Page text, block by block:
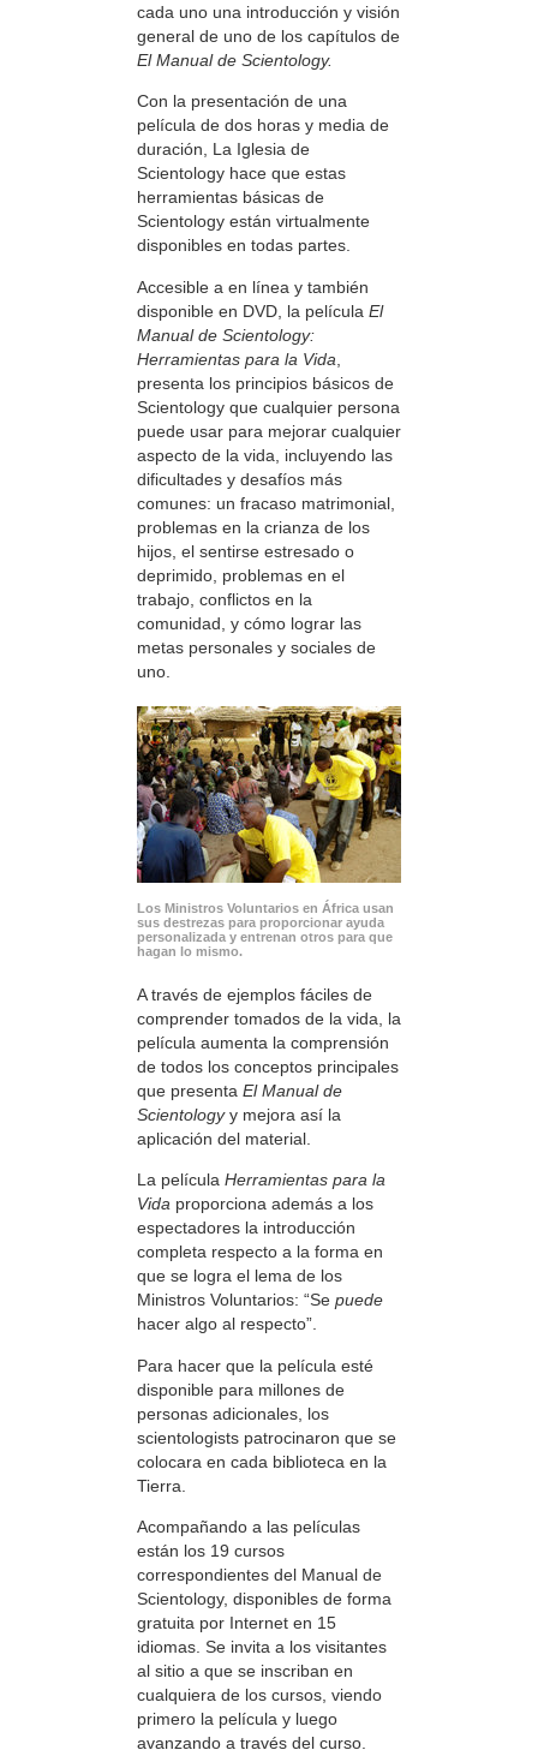
cada uno una introducción y visión
general de uno de los capítulos de
El Manual de Scientology.
Con la presentación de una
película de dos horas y media de
duración, La Iglesia de
Scientology hace que estas
herramientas básicas de
Scientology están virtualmente
disponibles en todas partes.
Accesible a en línea y también
disponible en DVD, la película El
Manual de Scientology:
Herramientas para la Vida
presenta los principios básicos de
Scientology que cualquier persona
puede usar para mejorar cualquier
aspecto de la vida, incluyendo las
dificultades y desafíos más
comunes: un fracaso matrimonial,
problemas en la crianza de los
hijos, el sentirse estresado o
deprimido, problemas en el
trabajo, conflictos en la
comunidad, y cómo lograr las
metas personales y sociales de
uno.
Los Ministros Voluntarios en África usan
sus destrezas para proporcionar ayuda
personalizada y entrenan otros para que
hagan lo mismo.
A través de ejemplos fáciles de
comprender tomados de la vida, la
película aumenta la comprensión
de todos los conceptos principales
que presenta El Manual de
Scientologyy mejora así la
aplicación del material.
La película Herramientas para la
Vida proporciona además a los
espectadores la introducción
completa respecto a la forma en
que se logra el lema de los
Ministros Voluntarios: “Se puede
hacer algo al respecto”.
Para hacer que la película esté
disponible para millones de
personas adicionales, los
scientologists patrocinaron que se
colocara en cada biblioteca en la
Tierra.
Acompañando a las películas
están los 19 cursos
correspondientes del Manual de
Scientology, disponibles de forma
gratuita por Internet en 15
idiomas. Se invita a los visitantes
al sitio a que se inscriban en
cualquiera de los cursos, viendo
primero la película y luego
avanzando a través del curso.